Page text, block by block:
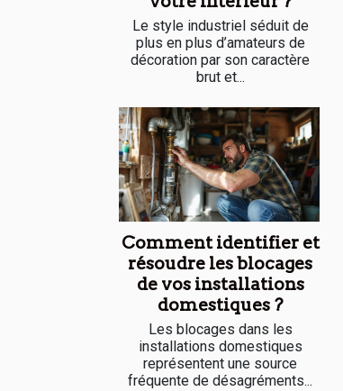
Le style industriel séduit de
plus en plus d’amateurs de
décoration par son caractère
brut et...
Comment identifier et
résoudre les blocages
de vos installations
domestiques ?
Les blocages dans les
installations domestiques
représentent une source
fréquente de désagréments...